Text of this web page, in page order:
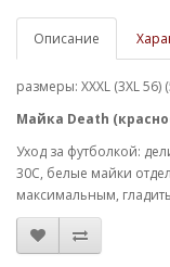
Описание
размеры: XXXL (3XL 56)
Майка Death
Уход за футболкой:
30С, белые майки
максимальным,